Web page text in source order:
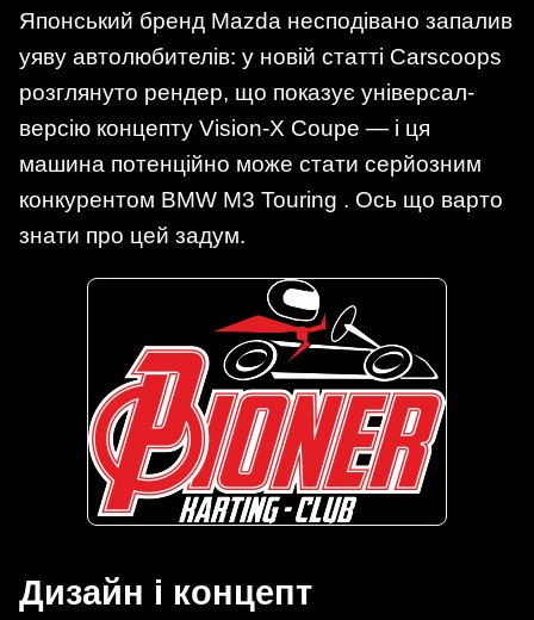
Японський бренд Mazda несподівано запалив
уяву автолюбителів: у новій статті Carscoops
розглянуто рендер, що показує універсал-
версію концепту Vision-X Coupe — і ця
машина потенційно може стати серйозним
конкурентом BMW M3 Touring . Ось що варто
знати про цей задум.
Дизайн і концепт